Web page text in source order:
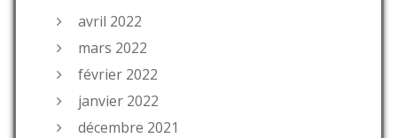
avril 2022
mars 2022
février 2022
janvier 2022
décembre 2021